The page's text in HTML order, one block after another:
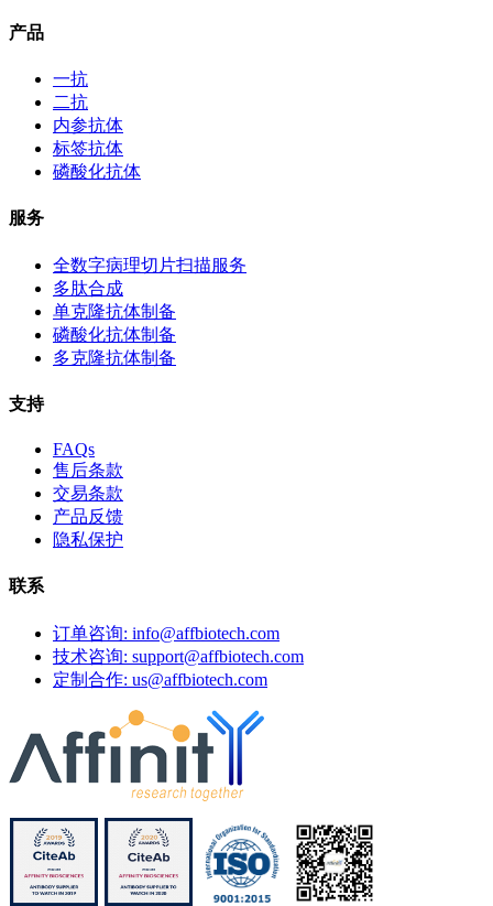
产品
一抗
二抗
内参抗体
标签抗体
磷酸化抗体
服务
全数字病理切片扫描服务
多肽合成
单克隆抗体制备
磷酸化抗体制备
多克隆抗体制备
支持
FAQs
售后条款
交易条款
产品反馈
隐私保护
联系
订单咨询: info@affbiotech.com
技术咨询: support@affbiotech.com
定制合作: us@affbiotech.com